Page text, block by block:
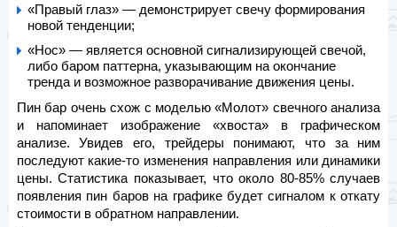
«Правый глаз» — демонстрирует свечу формирования
новой тенденции;
«Нос» — является основной сигнализирующей свечой,
либо баром паттерна, указывающим на окончание
тренда и возможное разворачивание движения цены.
Пин бар очень схож с моделью «Молот» свечного анализа
и напоминает изображение «хвоста» в графическом
анализе. Увидев его, трейдеры понимают, что за ним
последуют какие-то изменения направления или динамики
цены. Статистика показывает, что около 80-85% случаев
появления пин баров на графике будет сигналом к откату
стоимости в обратном направлении.